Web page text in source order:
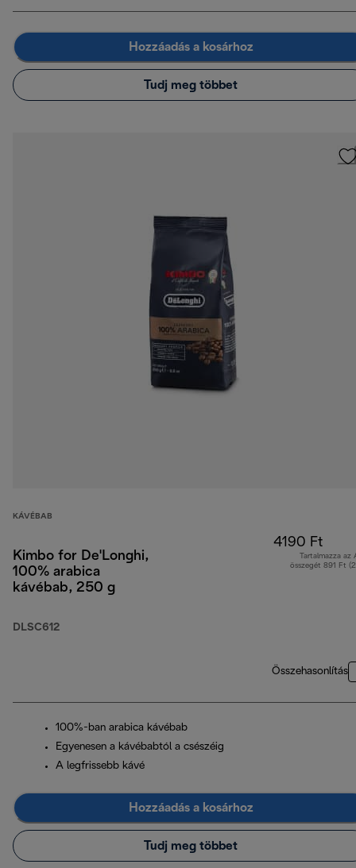
Hozzáadás a kosárhoz
Tudj meg többet
KÁVÉBAB
Kimbo for De'Longhi,
100% arabica
kávébab, 250 g
DLSC612
4190 Ft
Tartalmazza az
összegét 891 Ft
Összehasonlítás
100%-ban arabica kávébab
Egyenesen a kávébabtól a csészéig
A legfrissebb kávé
Hozzáadás a kosárhoz
Tudj meg többet